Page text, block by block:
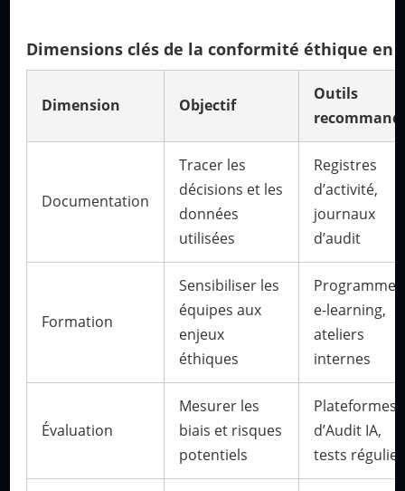
Dimensions clés de la conformité éthique en
Dimension Objectif
Outils
Documentation
Tracer les
décisions et les
données
utilisées
Registres
d’activité,
journaux
d’audit
Formation
Sensibiliser les
équipes aux
enjeux
éthiques
Programmes
e-learning,
ateliers
internes
Évaluation
Mesurer les
biais et risques
potentiels
Plateformes
d’Audit IA,
tests